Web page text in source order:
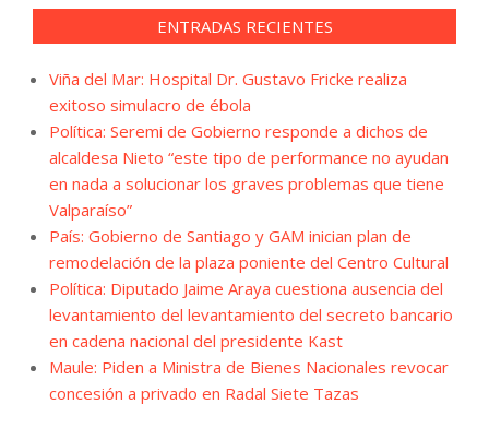
ENTRADAS RECIENTES
Viña del Mar: Hospital Dr. Gustavo Fricke realiza
exitoso simulacro de ébola
Política: Seremi de Gobierno responde a dichos de
alcaldesa Nieto “este tipo de performance no ayudan
en nada a solucionar los graves problemas que tiene
Valparaíso”
País: Gobierno de Santiago y GAM inician plan de
remodelación de la plaza poniente del Centro Cultural
Política: Diputado Jaime Araya cuestiona ausencia del
levantamiento del levantamiento del secreto bancario
en cadena nacional del presidente Kast
Maule: Piden a Ministra de Bienes Nacionales revocar
concesión a privado en Radal Siete Tazas